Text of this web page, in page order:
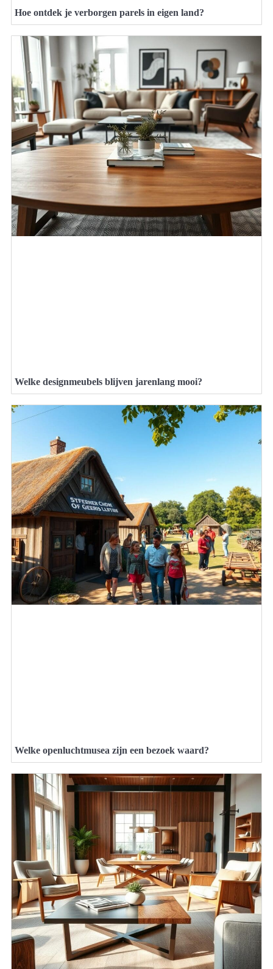
Hoe ontdek je verborgen parels in eigen land?
Welke designmeubels blijven jarenlang mooi?
Welke openluchtmusea zijn een bezoek waard?